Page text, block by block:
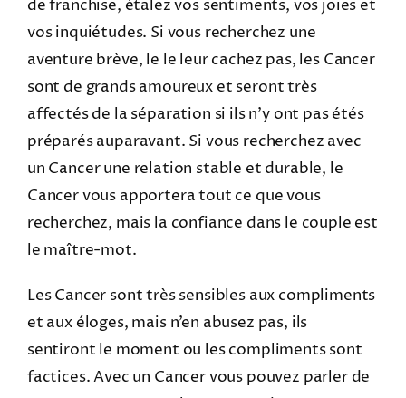
de franchise, étalez vos sentiments, vos joies et
vos inquiétudes. Si vous recherchez une
aventure brève, le le leur cachez pas, les Cancer
sont de grands amoureux et seront très
affectés de la séparation si ils n’y ont pas étés
préparés auparavant. Si vous recherchez avec
un Cancer une relation stable et durable, le
Cancer vous apportera tout ce que vous
recherchez, mais la confiance dans le couple est
le maître-mot.
Les Cancer sont très sensibles aux compliments
et aux éloges, mais n’en abusez pas, ils
sentiront le moment ou les compliments sont
factices. Avec un Cancer vous pouvez parler de